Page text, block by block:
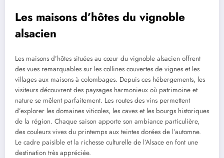
Les maisons d’hôtes du vignoble
alsacien
Les maisons d’hôtes situées au cœur du vignoble alsacien offrent
des vues remarquables sur les collines couvertes de vignes et les
villages aux maisons à colombages. Depuis ces hébergements, les
visiteurs découvrent des paysages harmonieux où patrimoine et
nature se mêlent parfaitement. Les routes des vins permettent
d’explorer les domaines viticoles, les caves et les bourgs historiques
de la région. Chaque saison apporte son ambiance particulière,
des couleurs vives du printemps aux teintes dorées de l’automne.
Le cadre paisible et la richesse culturelle de l’Alsace en font une
destination très appréciée.